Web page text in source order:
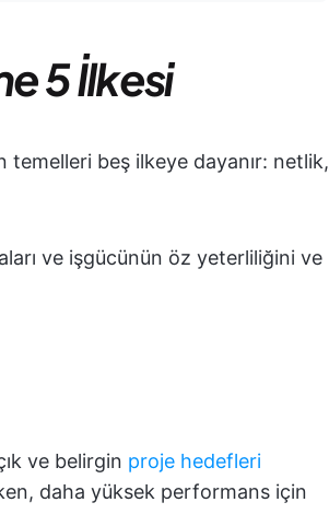
5 İlkesi
beş ilkeye dayanır: netlik,
ve işgücünün öz yeterliliğini ve
ve belirgin proje hedefleri
daha yüksek performans için